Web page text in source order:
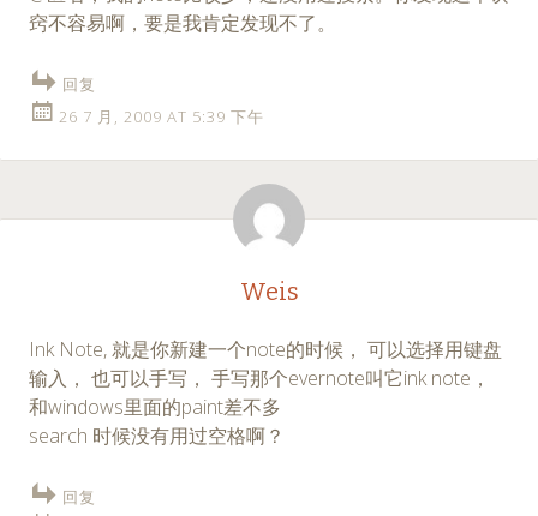
窍不容易啊，要是我肯定发现不了。
回复
26 7 月, 2009 AT 5:39 下午
Weis
Ink Note, 就是你新建一个note的时候， 可以选择用键盘
输入， 也可以手写， 手写那个evernote叫它ink note，
和windows里面的paint差不多
search 时候没有用过空格啊？
回复